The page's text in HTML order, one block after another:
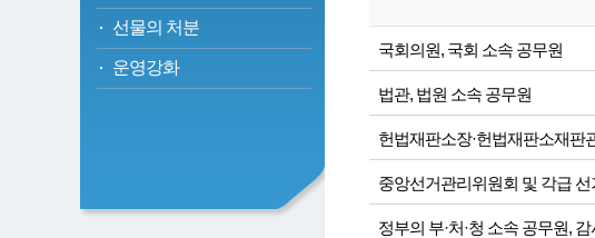
선물의 처분
운영강화
국회의원, 국회 소속 공무원
법관, 법원 소속 공무원
헌법재판소장·헌법재판소재판
중앙선거관리위원회 및 각급
정부의 부·처·청 소속 공무원,